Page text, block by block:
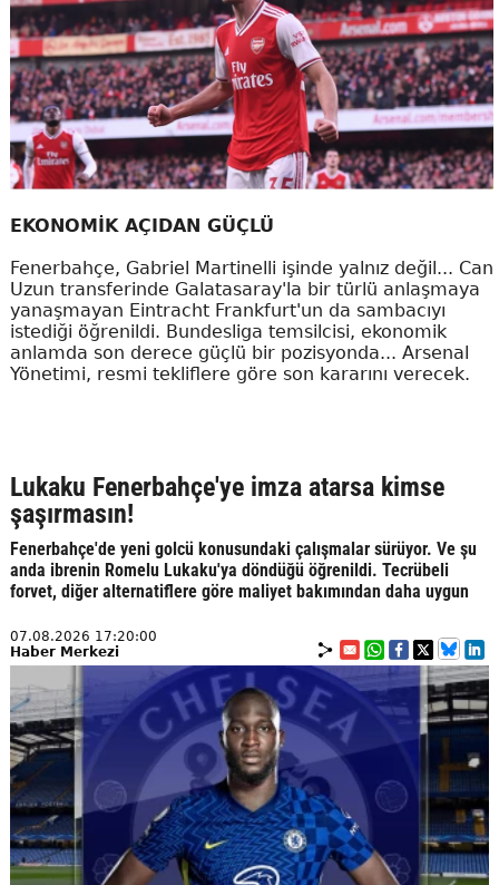
EKONOMİK AÇIDAN GÜÇLÜ
Fenerbahçe, Gabriel Martinelli işinde yalnız değil... Can
Uzun transferinde Galatasaray'la bir türlü anlaşmaya
yanaşmayan Eintracht Frankfurt'un da sambacıyı
istediği öğrenildi. Bundesliga temsilcisi, ekonomik
anlamda son derece güçlü bir pozisyonda... Arsenal
Yönetimi, resmi tekliflere göre son kararını verecek.
Lukaku Fenerbahçe'ye imza atarsa kimse
şaşırmasın!
Fenerbahçe'de yeni golcü konusundaki çalışmalar sürüyor. Ve şu
anda ibrenin Romelu Lukaku'ya döndüğü öğrenildi. Tecrübeli
forvet, diğer alternatiflere göre maliyet bakımından daha uygun
07.08.2026 17:20:00
Haber Merkezi